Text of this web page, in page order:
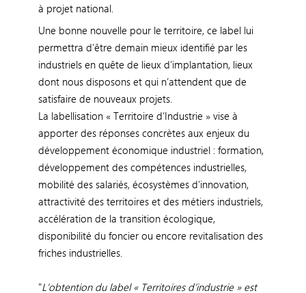
à projet national.
Une bonne nouvelle pour le territoire, ce label lui
permettra d’être demain mieux identifié par les
industriels en quête de lieux d’implantation, lieux
dont nous disposons et qui n’attendent que de
satisfaire de nouveaux projets.
La labellisation « Territoire d’Industrie » vise à
apporter des réponses concrètes aux enjeux du
développement économique industriel : formation,
développement des compétences industrielles,
mobilité des salariés, écosystèmes d’innovation,
attractivité des territoires et des métiers industriels,
accélération de la transition écologique,
disponibilité du foncier ou encore revitalisation des
friches industrielles.
"L’obtention du label « Territoires d’industrie » est